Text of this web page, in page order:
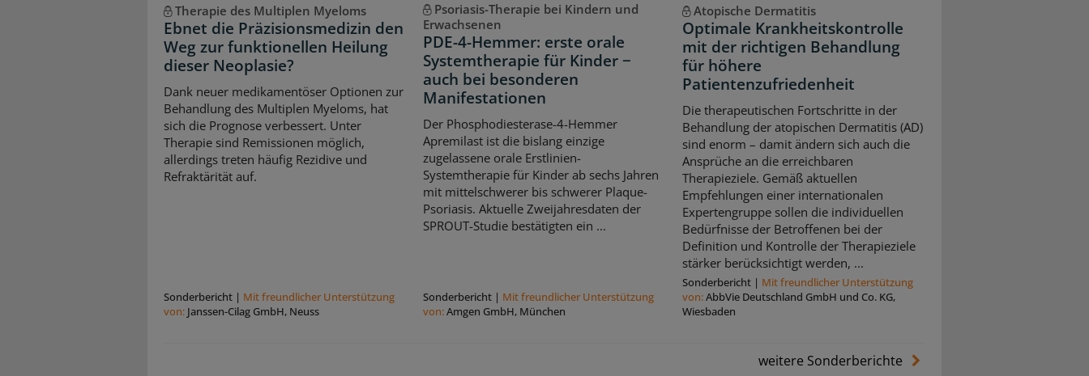
Therapie des Multiplen Myeloms
Ebnet die Präzisionsmedizin den
Weg zur funktionellen Heilung
dieser Neoplasie?
Dank neuer medikamentöser Optionen zur
Behandlung des Multiplen Myeloms, hat
sich die Prognose verbessert. Unter
Therapie sind Remissionen möglich,
allerdings treten häufig Rezidive und
Refraktärität auf.
Sonderbericht | Mit freundlicher Unterstützung
von: Janssen-Cilag GmbH, Neuss
Psoriasis-Therapie bei Kindern und
Erwachsenen
PDE-4-Hemmer: erste orale
Systemtherapie für Kinder −
auch bei besonderen
Manifestationen
Der Phosphodiesterase-4-Hemmer
Apremilast ist die bislang einzige
zugelassene orale Erstlinien-
Systemtherapie für Kinder ab sechs Jahren
mit mittelschwerer bis schwerer Plaque-
Psoriasis. Aktuelle Zweijahresdaten der
SPROUT-Studie bestätigten ein ...
Sonderbericht| Mit freundlicher Unterstützung
von:Amgen GmbH, München
Atopische Dermatitis
Optimale Krankheitskontrolle
mit der richtigen Behandlung
für höhere
Patientenzufriedenheit
Die therapeutischen Fortschritte in der
Behandlung der atopischen Dermatitis (AD)
sind enorm – damit ändern sich auch die
Ansprüche an die erreichbaren
Therapieziele. Gemäß aktuellen
Empfehlungen einer internationalen
Expertengruppe sollen die individuellen
Bedürfnisse der Betroffenen bei der
Definition und Kontrolle der Therapieziele
stärker berücksichtigt werden, ...
Sonderbericht| Mit freundlicher Unterstützung
von:AbbVie Deutschland GmbH und Co. KG,
Wiesbaden
weitere Sonderberichte